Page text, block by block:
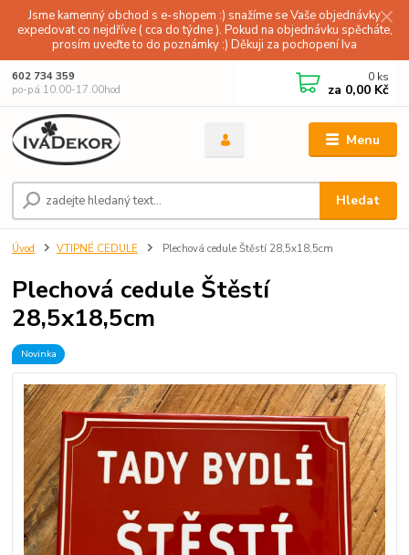
Jsme kamenný obchod s e-shopem :) snažíme se Vaše objednávky
expedovat co nejdříve ( cca do týdne ). Pokud na objednávku spěcháte,
prosím uveďte to do poznámky :) Děkuji za pochopení Iva
Menu
Hledat
602 734 359
po-pá 10.00-17.00hod
0 ks
za 0,00 Kč
Úvod VTIPNÉ CEDULE Plechová cedule Štěstí 28,5x18,5cm
Plechová cedule Štěstí
28,5x18,5cm
Novinka